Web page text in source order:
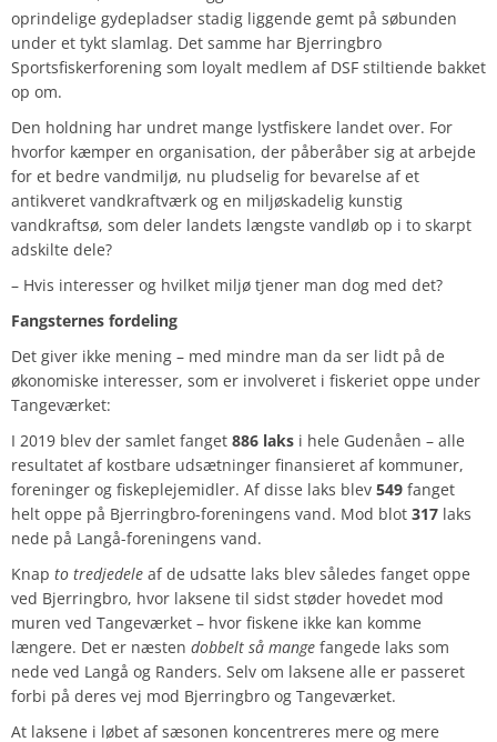
oprindelige gydepladser stadig liggende gemt på søbunden
under et tykt slamlag. Det samme har Bjerringbro
Sportsfiskerforening som loyalt medlem af DSF stiltiende bakket
op om.
Den holdning har undret mange lystfiskere landet over. For
hvorfor kæmper en organisation, der påberåber sig at arbejde
for et bedre vandmiljø, nu pludselig for bevarelse af et
antikveret vandkraftværk og en miljøskadelig kunstig
vandkraftsø, som deler landets længste vandløb op i to skarpt
adskilte dele?
– Hvis interesser og hvilket miljø tjener man dog med det?
Fangsternes fordeling
Det giver ikke mening – med mindre man da ser lidt på de
økonomiske interesser, som er involveret i fiskeriet oppe under
Tangeværket:
I 2019 blev der samlet fanget 886 laks i hele Gudenåen – alle
resultatet af kostbare udsætninger finansieret af kommuner,
foreninger og fiskeplejemidler. Af disse laks blev 549 fanget
helt oppe på Bjerringbro-foreningens vand. Mod blot 317 laks
nede på Langå-foreningens vand.
Knap to tredjedele af de udsatte laks blev således fanget oppe
ved Bjerringbro, hvor laksene til sidst støder hovedet mod
muren ved Tangeværket – hvor fiskene ikke kan komme
længere. Det er næsten dobbelt så mange fangede laks som
nede ved Langå og Randers. Selv om laksene alle er passeret
forbi på deres vej mod Bjerringbro og Tangeværket.
At laksene i løbet af sæsonen koncentreres mere og mere